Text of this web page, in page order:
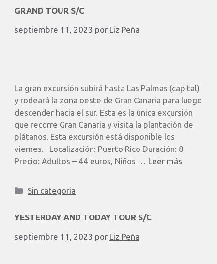
GRAND TOUR S/C
septiembre 11, 2023 por Liz Peña
La gran excursión subirá hasta Las Palmas (capital)
y rodeará la zona oeste de Gran Canaria para luego
descender hacia el sur. Esta es la única excursión
que recorre Gran Canaria y visita la plantación de
plátanos. Esta excursión está disponible los
viernes. Localización: Puerto Rico Duración: 8
Precio: Adultos – 44 euros, Niños … Leer más
Sin categoria
YESTERDAY AND TODAY TOUR S/C
septiembre 11, 2023 por Liz Peña